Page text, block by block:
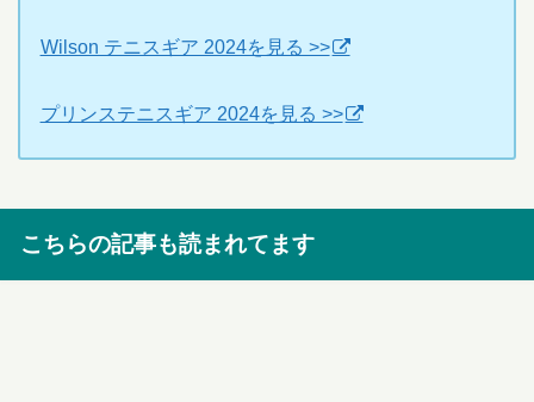
Wilson テニスギア 2024を見る >>
プリンステニスギア 2024を見る >>
こちらの記事も読まれてます